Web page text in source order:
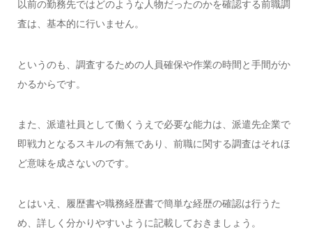
以前の勤務先ではどのような人物だったのかを確認する前職調
査は、基本的に行いません。
というのも、調査するための人員確保や作業の時間と手間がか
かるからです。
また、派遣社員として働くうえで必要な能力は、派遣先企業で
即戦力となるスキルの有無であり、前職に関する調査はそれほ
ど意味を成さないのです。
とはいえ、履歴書や職務経歴書で簡単な経歴の確認は行うた
め、詳しく分かりやすいように記載しておきましょう。